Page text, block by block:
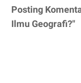
Posting
Ilmu Geografi?"